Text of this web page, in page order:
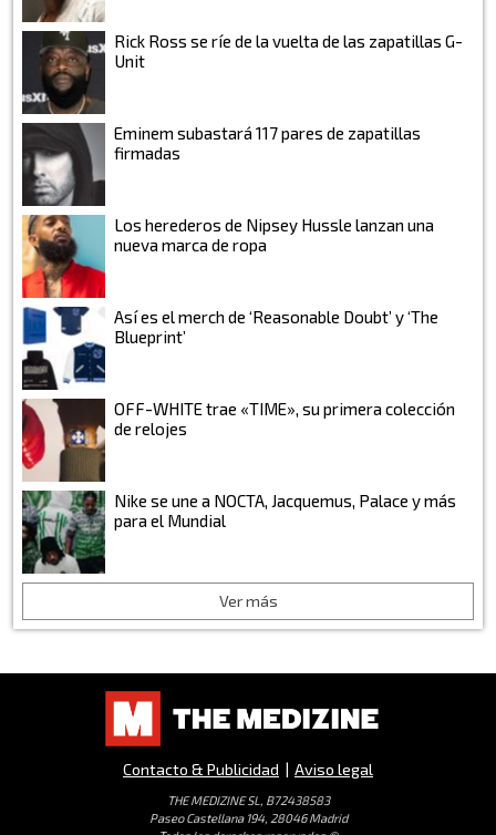
Rick Ross se ríe de la vuelta de las zapatillas G-
Unit
Eminem subastará 117 pares de zapatillas
firmadas
Los herederos de Nipsey Hussle lanzan una
nueva marca de ropa
Así es el merch de ‘Reasonable Doubt’ y ‘The
Blueprint’
OFF-WHITE trae «TIME», su primera colección
de relojes
Nike se une a NOCTA, Jacquemus, Palace y más
para el Mundial
Ver más
Contacto & Publicidad | Aviso legal
THE MEDIZINE SL, B72438583
Paseo Castellana 194, 28046 Madrid